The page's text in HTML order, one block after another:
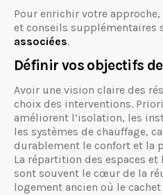
Pour enrichir votre
et conseils supplémentaires
associées.
Définir vos objectifs
Avoir une vision claire des
choix des interventions.
améliorent l’isolation, les
les systèmes de chauffage,
durablement le confort et la
La répartition des espaces
sont souvent le cœur de la
logement ancien où le